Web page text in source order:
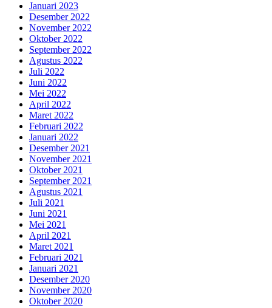
Januari 2023
Desember 2022
November 2022
Oktober 2022
September 2022
Agustus 2022
Juli 2022
Juni 2022
Mei 2022
April 2022
Maret 2022
Februari 2022
Januari 2022
Desember 2021
November 2021
Oktober 2021
September 2021
Agustus 2021
Juli 2021
Juni 2021
Mei 2021
April 2021
Maret 2021
Februari 2021
Januari 2021
Desember 2020
November 2020
Oktober 2020